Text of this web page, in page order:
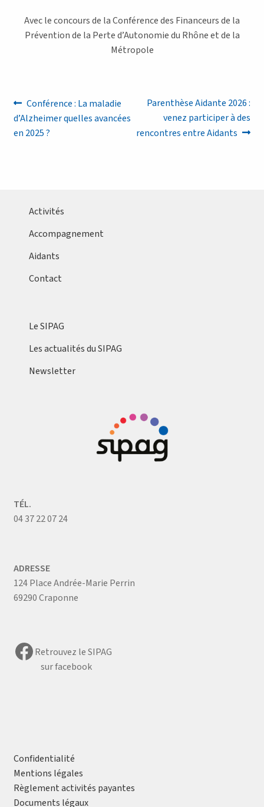
Avec le concours de la Conférence des Financeurs de la
Prévention de la Perte d’Autonomie du Rhône et de la
Métropole
Navigation
de
Article
précédent :
Conférence : La maladie
d’Alzheimer quelles avancées
en 2025 ?
Article
suivant :
Parenthèse Aidante 2026 :
venez participer à des
rencontres entre Aidants
Activités
Accompagnement
Aidants
Contact
Le SIPAG
Les actualités du SIPAG
Newsletter
TÉL.
04 37 22 07 24
ADRESSE
124 Place Andrée-Marie Perrin
69290 Craponne
Facebook
Retrouvez le SIPAG
sur facebook
Confidentialité
Mentions légales
Règlement activités payantes
Documents légaux